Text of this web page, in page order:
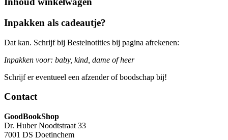
Inpakken als cadeautje?
Dat kan. Schrijf bij Bestelnotities bij pagina afrekenen:
Inpakken voor: baby, kind, dame of heer
Schrijf er eventueel een afzender of boodschap bij!
Contact
GoodBookShop
Dr. Huber Noodtstraat 33
7001 DS Doetinchem